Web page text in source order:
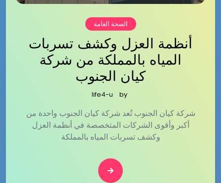
الصحة العامة
أنظمة العزل وكشف تسربات
المياه بالمملكة من شركة
كيان الجنوب
by
life4-u
شركة كيان الجنوب تُعد شركة كيان الجنوب واحدة من
أكبر وأقوى الشركات المتخصصة في أنظمة العزل
وكشف تسربات المياه بالمملكة